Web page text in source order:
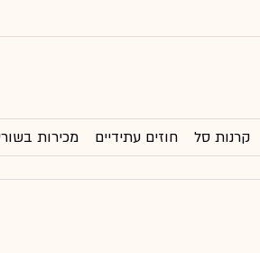
קרנות סל חוזים עתידיים מכירות